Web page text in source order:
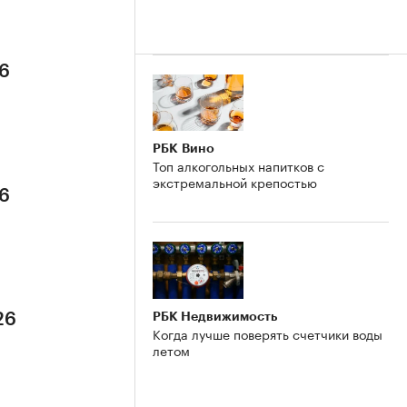
РБК Вино
Топ алкогольных напитков с
экстремальной крепостью
РБК Недвижимость
Когда лучше поверять счетчики воды
летом